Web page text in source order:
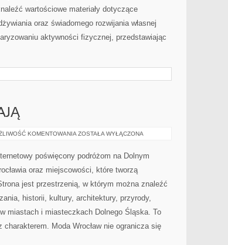
wartościowe materiały dotyczące
oraz świadomego rozwijania własnej
aktywności fizycznej, przedstawiając
KOMENTOWANIA CZYTELNICY
ZOSTAŁA WYŁĄCZONA
poświęcony podróżom na Dolnym
oraz miejscowości, które tworzą
jest przestrzenią, w którym można znaleźć
historii, kultury, architektury, przyrody,
miastach i miasteczkach Dolnego Śląska. To
Moda Wrocław nie ogranicza się